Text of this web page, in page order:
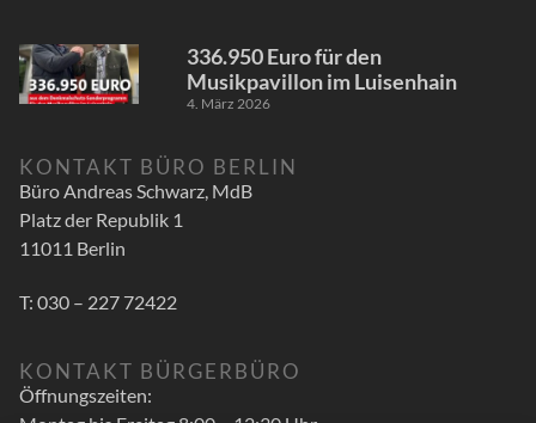
336.950 Euro für den
Musikpavillon im Luisenhain
4. März 2026
KONTAKT BÜRO BERLIN
Büro Andreas Schwarz, MdB
Platz der Republik 1
11011 Berlin
T: 030 – 227 72422
KONTAKT BÜRGERBÜRO
Öffnungszeiten: